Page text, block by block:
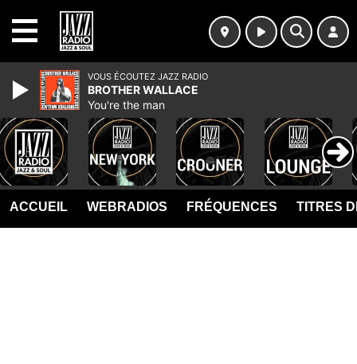
ACCUEIL WEBRADIOS FRÉQUENCES TITRES
VOUS ÉCOUTEZ JAZZ RADIO
BROTHER WALLACE
You're the man